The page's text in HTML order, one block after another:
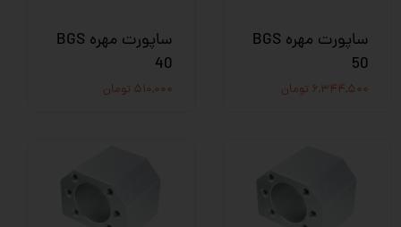
ساپورت مهره BGS
50
۶,۳۴۴,۵۰۰ تومان
ساپورت مهره BGS
40
۵۱۰,۰۰۰ تومان